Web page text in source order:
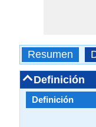
Resumen
Definición
Definición